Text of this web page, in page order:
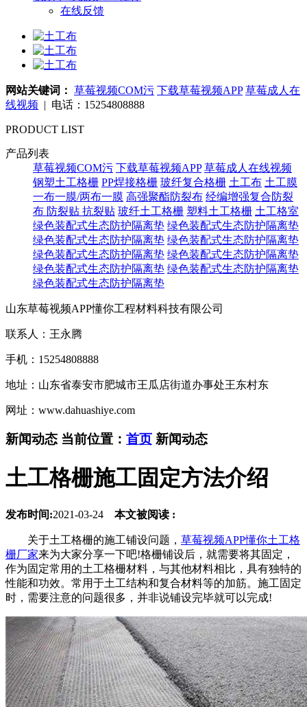
在线反馈
网站关键词： 草莓视频COM污 下载草莓视频APP 草莓成人在
线视频 | 电话：15254808888
PRODUCT LIST
产品列表
草莓视频COM污 下载草莓视频APP 草莓成人在线视频
钢塑土工格栅 PP焊接格栅 玻纤复合格栅 土工布 土工膜
一布一膜/两布一膜 高强聚酯防裂布 经编增强复合防裂
布 防裂贴 抗裂贴 玻纤土工格栅 塑料土工格栅 土工格室
绿色装配式生态防护隔离垫 绿色装配式生态防护隔离垫
绿色装配式生态防护隔离垫 绿色装配式生态防护隔离垫
绿色装配式生态防护隔离垫 绿色装配式生态防护隔离垫
绿色装配式生态防护隔离垫 绿色装配式生态防护隔离垫
绿色装配式生态防护隔离垫
山东草莓视频APP懂你工程材料科技有限公司
联系人：王永腾
手机：15254808888
地址：山东省泰安市肥城市王瓜店街道办事处王东村东
网址：www.dahuashiye.com
新闻动态 当前位置： 首页 新闻动态
土工格栅施工固定方法介绍
发布时间:2021-03-24 本文被阅读 :
关于土工格栅的施工铺设问题， 草莓视频APP懂你土工格
栅厂家来为大家分享一下吧!格栅铺设后，就需要将其固定，
作为固定常用的土工格栅材料，与其他材料相比，具有独特的
性能和功效。常用于土工结构和复合材料等的加筋。施工固定
时，需要注意的问题很多，并非说铺设完毕就可以完成!